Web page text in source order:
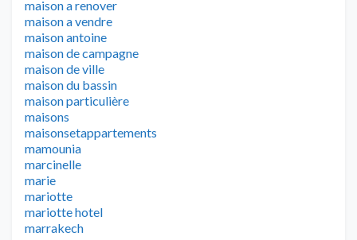
maison a renover
maison a vendre
maison antoine
maison de campagne
maison de ville
maison du bassin
maison particulière
maisons
maisonsetappartements
mamounia
marcinelle
marie
mariotte
mariotte hotel
marrakech